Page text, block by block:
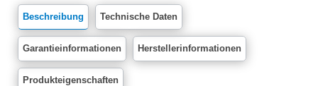
Beschreibung Technische Daten
Garantieinformationen Herstellerinformationen
Produkteigenschaften